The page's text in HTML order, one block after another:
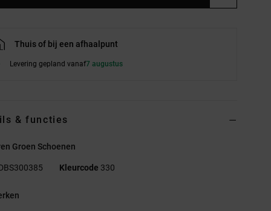
Thuis of bij een afhaalpunt
Levering gepland vanaf7 augustus
& functies
Groen Schoenen
Kleurcode 330